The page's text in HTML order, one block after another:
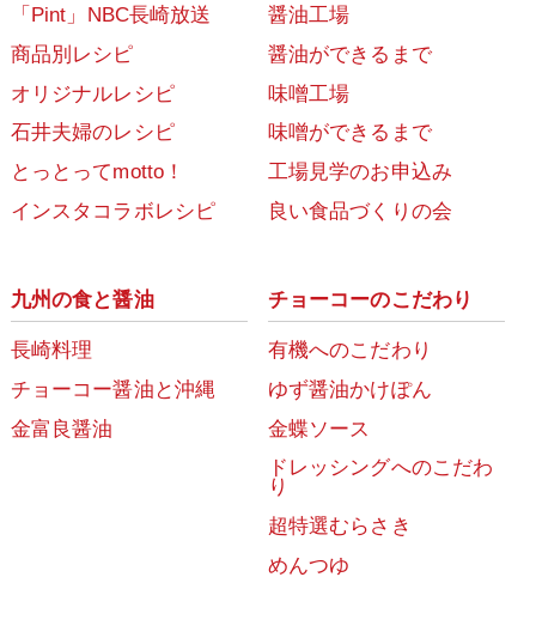
「Pint」NBC長崎放送
商品別レシピ
オリジナルレシピ
石井夫婦のレシピ
とっとってmotto！
インスタコラボレシピ
醤油工場
醤油ができるまで
味噌工場
味噌ができるまで
工場見学のお申込み
良い食品づくりの会
九州の食と醤油
長崎料理
チョーコー醤油と沖縄
金富良醤油
チョーコーのこだわり
有機へのこだわり
ゆず醤油かけぽん
金蝶ソース
ドレッシングへのこだわ
り
超特選むらさき
めんつゆ